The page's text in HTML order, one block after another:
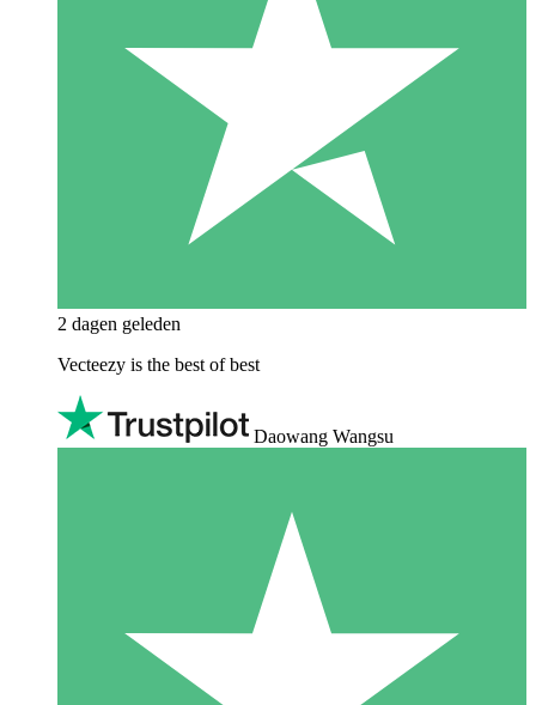
2 dagen geleden
Vecteezy is the best of best
Daowang Wangsu